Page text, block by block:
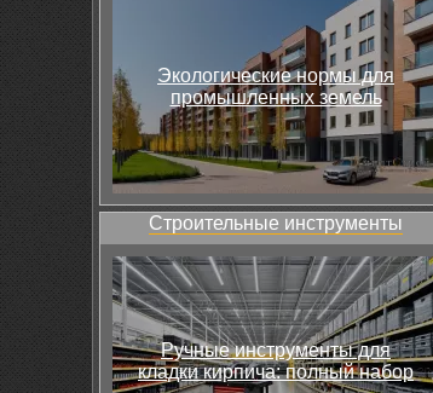
Экологические нормы для
промышленных земель
Строительные инструменты
Ручные инструменты для
кладки кирпича: полный набор